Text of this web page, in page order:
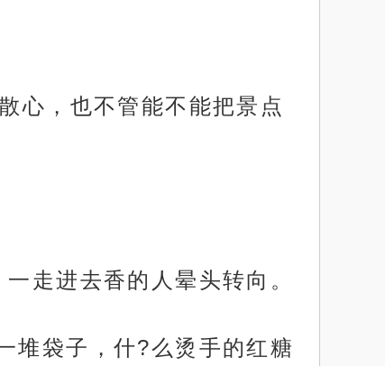
心，也不管能不能把景点
走进去香的人晕头转向。
堆袋子，什?么烫手的红糖